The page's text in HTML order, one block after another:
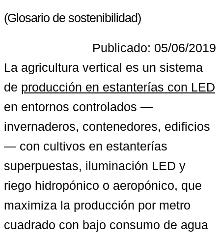
(Glosario de sostenibilidad)
Publicado: 05/06/2019
La agricultura vertical es un sistema
de producción en estanterías con LED
en entornos controlados —
invernaderos, contenedores, edificios
— con cultivos en estanterías
superpuestas, iluminación LED y
riego hidropónico o aeropónico, que
maximiza la producción por metro
cuadrado con bajo consumo de agua